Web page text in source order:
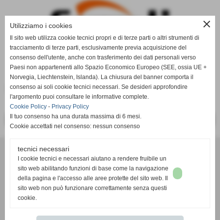
http://www.ferroli.it)
<< PRECEDENTE
Calortermica dei F.lli Iacopetti s.n.c.
Via Sarzanese Valdera, 96 - 56032 CASCINE DI BUTI (Pisa)
P.I. 00188710503
Tel. 0587 723102
info@calortermica.com
Privacy Policy-Cookie Policy
close
Utilizziamo i cookies
Il sito web utilizza cookie tecnici propri e di terze parti o altri strumenti di
tracciamento di terze parti, esclusivamente previa acquisizione del
consenso dell'utente, anche con trasferimento dei dati personali verso
Paesi non appartenenti allo Spazio Economico Europeo (SEE, ossia UE +
Norvegia, Liechtenstein, Islanda). La chiusura del banner comporta il
consenso ai soli cookie tecnici necessari. Se desideri approfondire
l'argomento puoi consultare le informative complete.
Cookie Policy - Privacy Policy
Il tuo consenso ha una durata massima di 6 mesi.
Cookie accettati nel consenso: nessun consenso
tecnici necessari
I cookie tecnici e necessari aiutano a rendere fruibile un
sito web abilitando funzioni di base come la navigazione
della pagina e l'accesso alle aree protette del sito web. Il
sito web non può funzionare correttamente senza questi
cookie.